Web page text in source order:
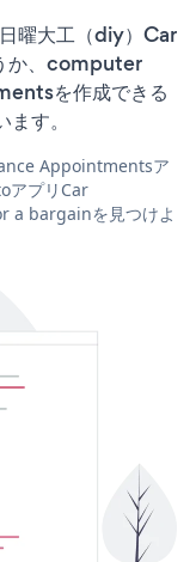
曜大工（diy）Car
か、computer
を作成できる
す。
Appointmentsア
アプリCar
a bargainを見つけよ